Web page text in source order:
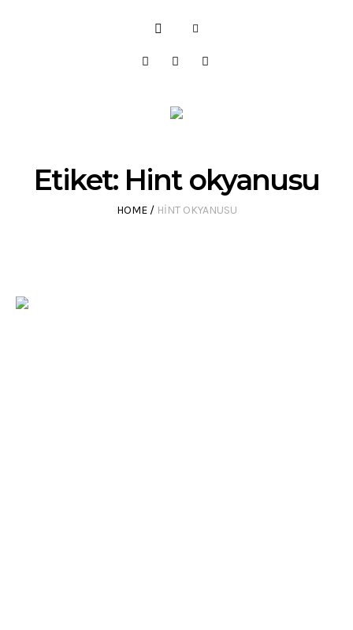
Etiket: Hint okyanusu
HOME / HINT OKYANUSU